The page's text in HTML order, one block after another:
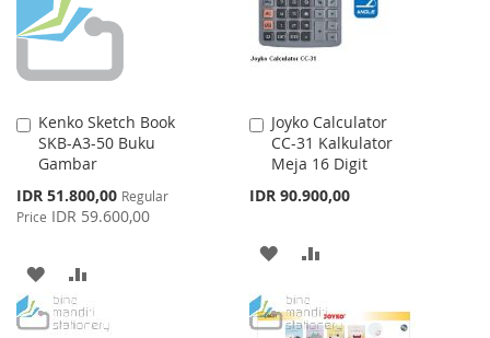
Kenko Sketch Book
SKB-A3-50 Buku
Gambar
Special
Price
IDR 51.800,00 Regular
Price IDR 59.600,00
Add
to
Cart
ADD
TO
TO
Joyko Calculator
CC-31 Kalkulator
Meja 16 Digit
IDR 90.900,00
Add
to
Cart
ADD
WISHCOMPARE